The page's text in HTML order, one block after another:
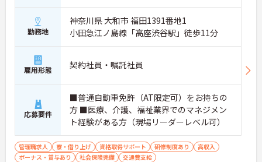
勤務地
神奈川県 大和市 福田1391番地1
小田急江ノ島線「高座渋谷駅」徒歩11分
雇用形態 契約社員・嘱託社員
応募要件
■普通自動車免許（AT限定可）をお持ちの
方 ■医療、介護、福祉業界でのマネジメン
ト経験がある方（現場リーダーレベル可）
管理職求人 寮・借り上げ 資格取得サポート 研修制度あり
高収入
ボーナス・賞与あり
社会保険完備 交通費支給